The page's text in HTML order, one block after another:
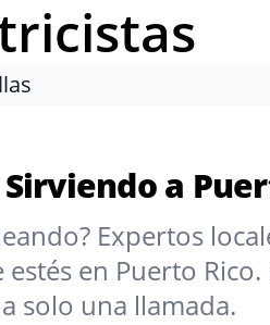
a
Expertos
en Puerto Rico.
solo una llamada.